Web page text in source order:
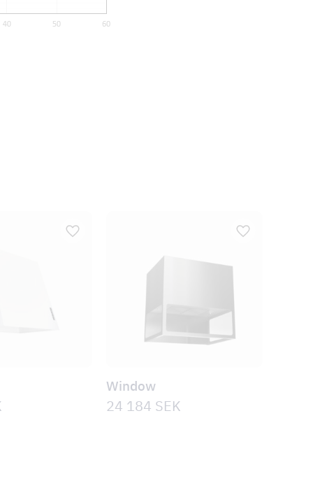
Window
24 184 SEK